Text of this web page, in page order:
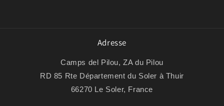
Adresse
Camps del Pilou, ZA du Pilou
RD 85 Rte Département du Soler à Thuir
66270 Le Soler, France